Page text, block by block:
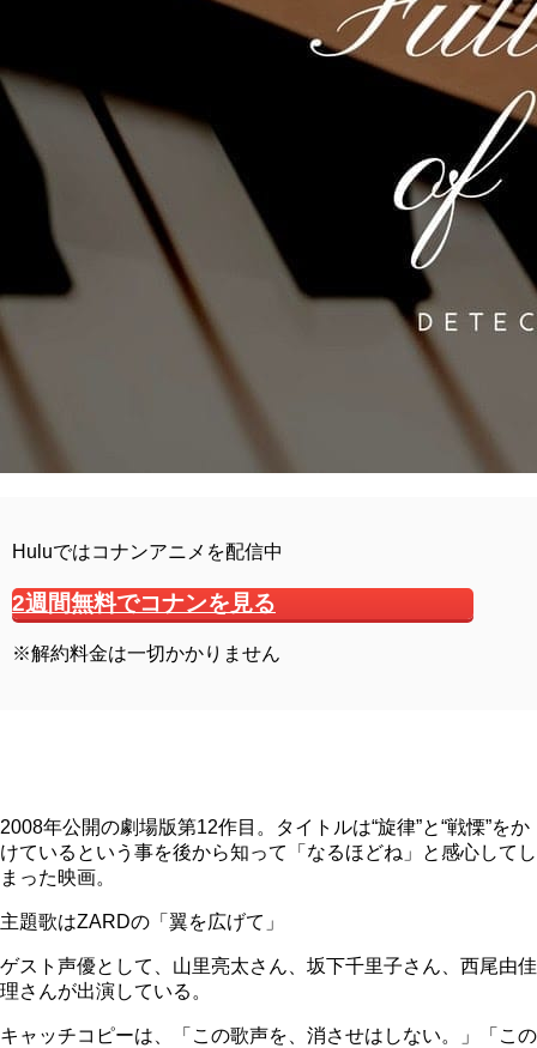
Huluではコナンアニメを配信中
2週間無料でコナンを見る
※解約料金は一切かかりません
2008年公開の劇場版第12作目。タイトルは“旋律”と“戦慄”をか
けているという事を後から知って「なるほどね」と感心してし
まった映画。
主題歌はZARDの「翼を広げて」
ゲスト声優として、山里亮太さん、坂下千里子さん、西尾由佳
理さんが出演している。
キャッチコピーは、「この歌声を、消させはしない。」「この